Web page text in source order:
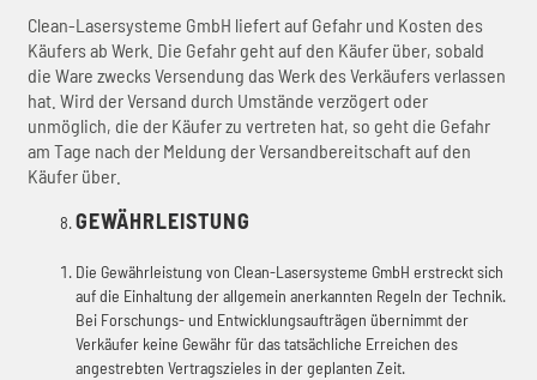
Clean-Lasersysteme GmbH liefert auf Gefahr und Kosten des
Käufers ab Werk. Die Gefahr geht auf den Käufer über, sobald
die Ware zwecks Versendung das Werk des Verkäufers verlassen
hat. Wird der Versand durch Umstände verzögert oder
unmöglich, die der Käufer zu vertreten hat, so geht die Gefahr
am Tage nach der Meldung der Versandbereitschaft auf den
Käufer über.
GEWÄHRLEISTUNG
Die Gewährleistung von Clean-Lasersysteme GmbH erstreckt sich
auf die Einhaltung der allgemein anerkannten Regeln der Technik.
Bei Forschungs- und Entwicklungsaufträgen übernimmt der
Verkäufer keine Gewähr für das tatsächliche Erreichen des
angestrebten Vertragszieles in der geplanten Zeit.